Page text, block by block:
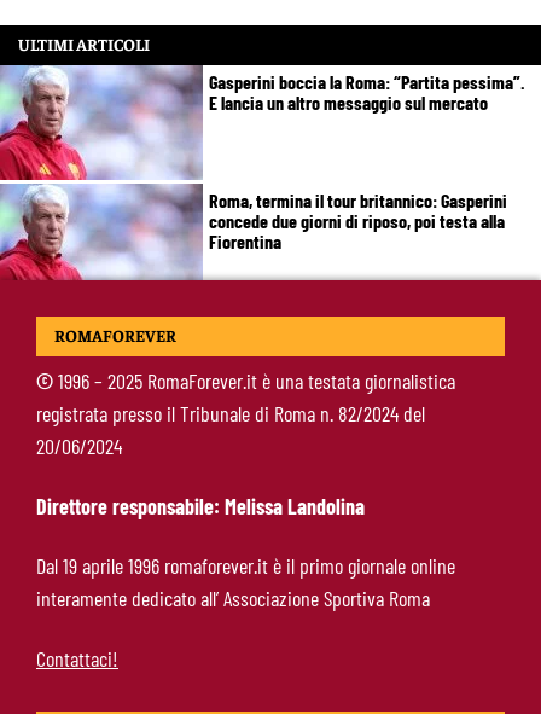
ULTIMI ARTICOLI
Gasperini boccia la Roma: “Partita pessima”.
E lancia un altro messaggio sul mercato
Roma, termina il tour britannico: Gasperini
concede due giorni di riposo, poi testa alla
Fiorentina
Roma, Gasperini lancia l’allarme dopo il
Chiedete alla società”
Brighton-Roma 3-0, brusco stop per Gasperini:
attacco sterile e difesa troppo fragile
ROMAFOREVER
©1996 – 2025 RomaForever.it è una testata giornalistica
registrata presso il Tribunale di Roma n. 82/2024 del
20/06/2024
Direttore responsabile: Melissa Landolina
Dal 19 aprile 1996 romaforever.it è il primo giornale online
interamente dedicato all’ Associazione Sportiva Roma
Contattaci!